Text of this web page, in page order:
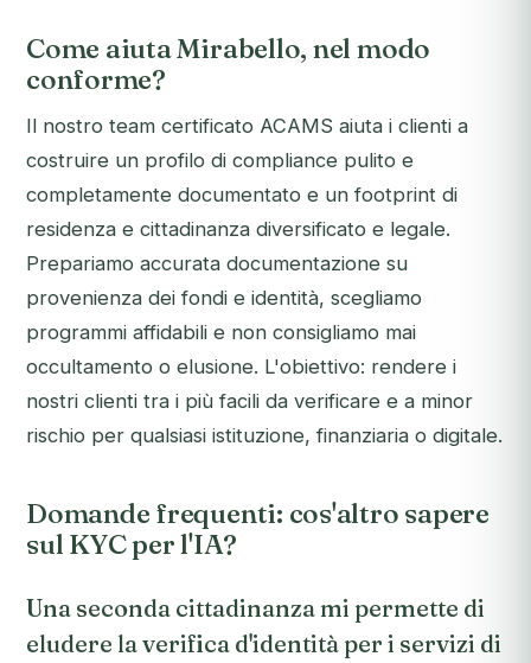
Come aiuta Mirabello, nel modo
conforme?
Il nostro team certificato ACAMS aiuta i clienti a
costruire un profilo di compliance pulito e
completamente documentato e un footprint di
residenza e cittadinanza diversificato e legale.
Prepariamo accurata documentazione su
provenienza dei fondi e identità, scegliamo
programmi affidabili e non consigliamo mai
occultamento o elusione. L'obiettivo: rendere i
nostri clienti tra i più facili da verificare e a minor
rischio per qualsiasi istituzione, finanziaria o digitale.
Domande frequenti: cos'altro sapere
sul KYC per l'IA?
Una seconda cittadinanza mi permette di
eludere la verifica d'identità per i servizi di